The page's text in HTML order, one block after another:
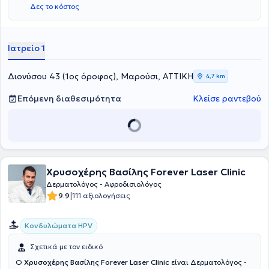
Ασχολείται με την κλινική Δερματολογία - Αφροδισιολογία.
Δες το κόστος
Ιατρείο 1
Διονύσου 43 (1ος όροφος), Μαρούσι, ΑΤΤΙΚΗ 4,7 km
Επόμενη διαθεσιμότητα Κλείσε ραντεβού
Χρυσοχέρης Βασίλης Forever Laser Clinic
Δερματολόγος - Αφροδισιολόγος
9.9|111 αξιολογήσεις
Κονδυλώματα HPV
Σχετικά με τον ειδικό
Ο Χρυσοχέρης Βασίλης Forever Laser Clinic είναι Δερματολόγος -